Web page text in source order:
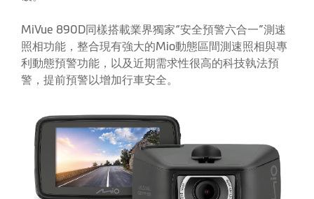
MiVue 890D同樣搭載業界獨家“安全預警六合一”測速
照相功能，整合現有強大的Mio動態區間測速照相與專
利動態預警功能，以及近期需求性很高的科技執法預
警，提前預警以增加行車安全。